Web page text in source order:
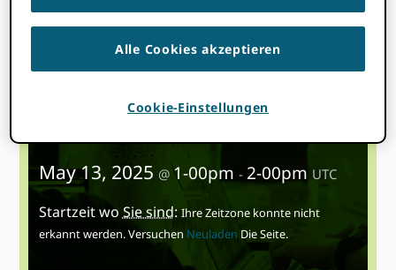
wir den Hintergrund des Fonds, die Ziele und
die Struktur der Förderung, unsere
Anforderungen an eine Förderung, den
einen kurzen Überblick über die Monitoring-
May 13, 2025 @1-00pm - 2-00pm UTC
Startzeit wo Sie sind: Ihre Zeitzone konnte nicht
erkannt werden. Versuchen Neuladen Die Seite.
Alle Cookies akzeptieren
Cookie-Einstellungen